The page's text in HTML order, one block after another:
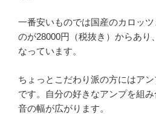
一番安いものでは国産のカロッ
のが28000円（税抜き）からあり
なっています。
ちょっとこだわり派の方にはア
です。自分の好きなアンプを組
音の幅が広がります。